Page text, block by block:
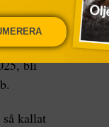
bli
kallat